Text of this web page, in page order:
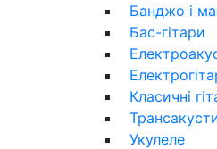
Банджо і
Бас-гітари
Класичні
Укулеле